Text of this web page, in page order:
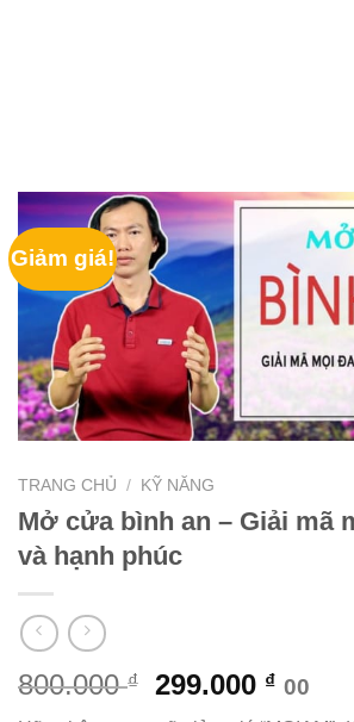
Giảm giá!
TRANG CHỦ / KỸ NĂNG
Mở cửa bình an – Giải mã
và hạnh phúc
800.000₫
Giá
gốc
299.000 ₫Giá
00